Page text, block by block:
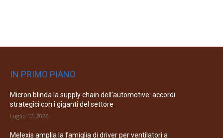
IN PRIMO PIANO
Micron blinda la supply chain dell’automotive: accordi
strategici con i giganti del settore
Luglio 17, 2026
Melexis amplia la famiglia di driver per ventilatori a